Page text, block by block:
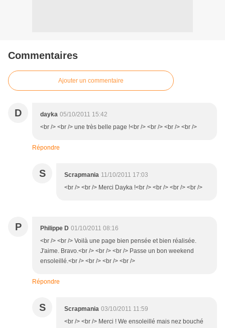
Commentaires
Ajouter un commentaire
D dayka 05/10/2011 15:42
<br /> <br /> une très belle page !<br /> <br /> <br /> <br />
Répondre
S Scrapmania 11/10/2011 17:03
<br /> <br /> Merci Dayka !<br /> <br /> <br /> <br />
P Philippe D 01/10/2011 08:16
<br /> <br /> Voilà une page bien pensée et bien réalisée.
J'aime. Bravo.<br /> <br /> <br /> Passe un bon weekend
ensoleillé.<br /> <br /> <br /> <br />
Répondre
S Scrapmania 03/10/2011 11:59
<br /> <br /> Merci ! We ensoleillé mais nez bouché